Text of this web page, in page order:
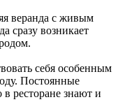
веранда с живым
сразу возникает
себя особенным
Постоянные
ресторане знают и